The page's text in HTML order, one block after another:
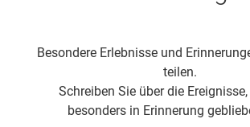
Besondere Erlebnisse und
teilen.
Schreiben Sie über die
besonders in Erinnerung